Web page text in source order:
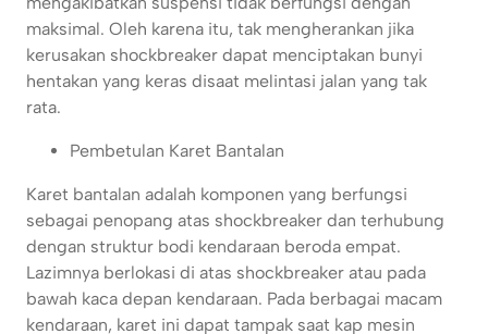
maksimal. Oleh karena itu, tak mengherankan jika
kerusakan shockbreaker dapat menciptakan bunyi
hentakan yang keras disaat melintasi jalan yang tak
rata.
Pembetulan Karet Bantalan
Karet bantalan adalah komponen yang berfungsi
sebagai penopang atas shockbreaker dan terhubung
dengan struktur bodi kendaraan beroda empat.
Lazimnya berlokasi di atas shockbreaker atau pada
bawah kaca depan kendaraan. Pada berbagai macam
kendaraan, karet ini dapat tampak saat kap mesin